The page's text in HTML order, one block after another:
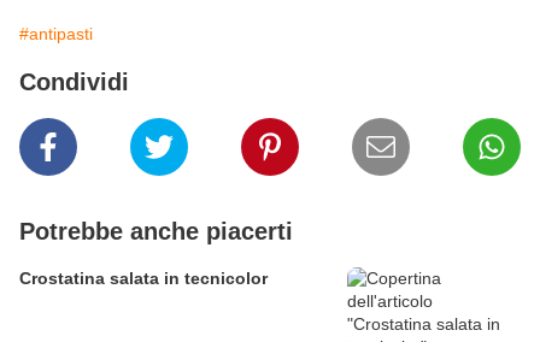
#antipasti
Condividi
Potrebbe anche piacerti
Crostatina salata in tecnicolor